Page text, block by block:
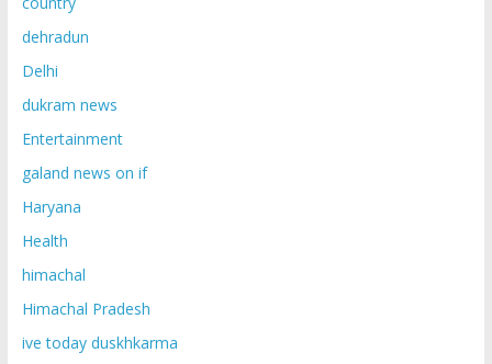
dehradun
Delhi
dukram news
Entertainment
galand news on if
Haryana
Health
himachal
Himachal Pradesh
ive today duskhkarma